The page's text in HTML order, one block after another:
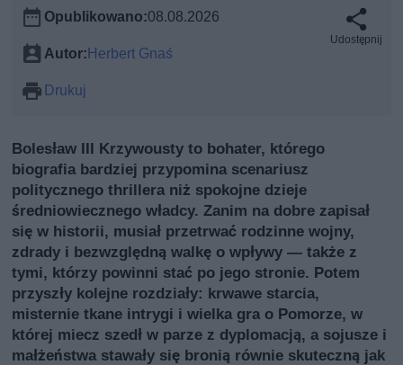
Opublikowano:08.08.2026
Autor:Herbert Gnaś
Drukuj
Udostępnij
Bolesław III Krzywousty to bohater, którego
biografia bardziej przypomina scenariusz
politycznego thrillera niż spokojne dzieje
średniowiecznego władcy. Zanim na dobre zapisał
się w historii, musiał przetrwać rodzinne wojny,
zdrady i bezwzględną walkę o wpływy — także z
tymi, którzy powinni stać po jego stronie. Potem
przyszły kolejne rozdziały: krwawe starcia,
misternie tkane intrygi i wielka gra o Pomorze, w
której miecz szedł w parze z dyplomacją, a sojusze i
małżeństwa stawały się bronią równie skuteczną jak